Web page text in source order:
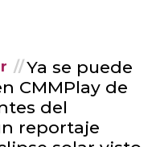
Ya se puede
CMMPlay de
del
reportaje